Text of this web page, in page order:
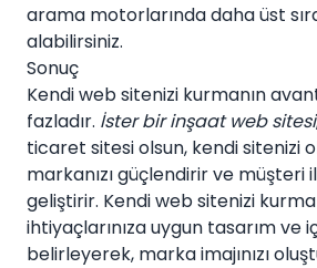
arama motorlarında daha üst
alabilirsiniz.
Sonuç
Kendi web sitenizi kurmanın
fazladır. İster bir inşaat web sitesi
ticaret sitesi olsun, kendi sitenizi
markanızı güçlendirir ve müşteri
geliştirir. Kendi web sitenizi
ihtiyaçlarınıza uygun tasarım ve
belirleyerek, marka imajınızı